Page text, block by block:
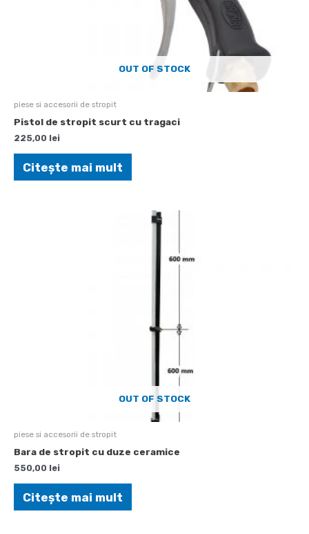
OUT OF STOCK
piese si accesorii de stropit
Pistol de stropit scurt cu tragaci
225,00 lei
Citește mai mult
OUT OF STOCK
piese si accesorii de stropit
Bara de stropit cu duze ceramice
550,00 lei
Citește mai mult